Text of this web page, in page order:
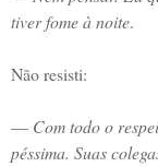
tiver fome à noite.
Não resisti:
— Com todo o
péssima. Suas